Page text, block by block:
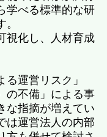
学べる標準的な研
視化し、人材育成
運営リスク」
の不備」による事
な指摘が増えてい
は運営法人の内部